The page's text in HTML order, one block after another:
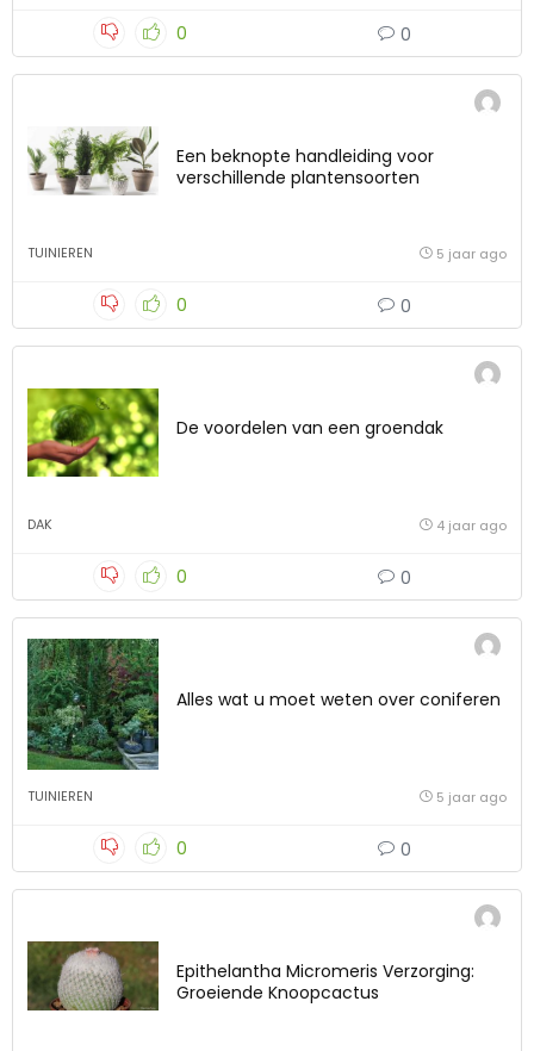
0 0
Een beknopte handleiding voor
verschillende plantensoorten
TUINIEREN 5 jaar ago
0 0
De voordelen van een groendak
DAK 4 jaar ago
0 0
Alles wat u moet weten over coniferen
TUINIEREN 5 jaar ago
0 0
Epithelantha Micromeris Verzorging:
Groeiende Knoopcactus